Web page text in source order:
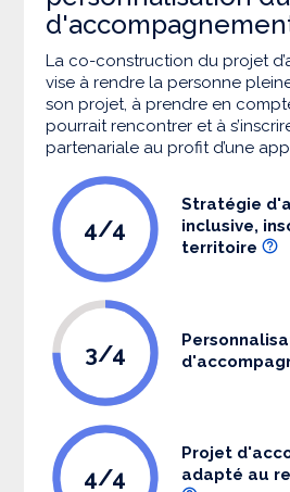
La co-construction du projet
vise à rendre la personne
son projet, à prendre en
pourrait rencontrer et à
partenariale au profit d’une
4/4
Stratégie
inclusive,
territoire
3/4
4/4
Projet
adapté au